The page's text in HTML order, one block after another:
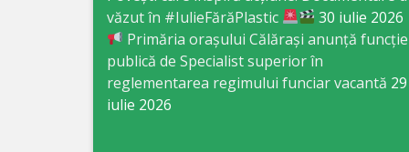
Sportului
Specialist
pentru
văzut în #IulieFărăPlastic
30 iulie 2026
Primăria orașului Călărași anunță funcție
publică de Specialist superior în
reglementarea regimului funciar vacantă 29
iulie 2026